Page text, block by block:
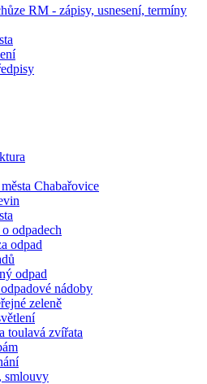
RM - zápisy, usnesení, termíny
Chabařovice
odpadech
odpad
odpad
nádoby
zeleně
toulavá zvířata
smlouvy